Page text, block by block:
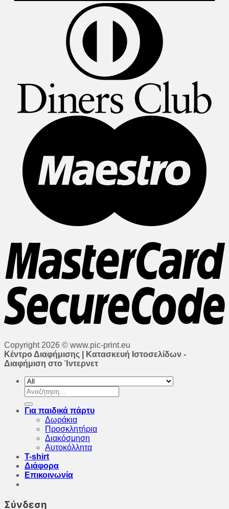
Copyright 2026 © www.pic-print.eu
Κέντρο Διαφήμισης | Κατασκευή Ιστοσελίδων -
Διαφήμιση στο Ίντερνετ
Αναζήτηση
για:
Για παιδικά πάρτυ
Δωράκια
Προσκλητήρια
Διακόσμηση
Αυτοκόλλητα
T-shirt
Διάφορα
Επικοινωνία
Σύνδεση